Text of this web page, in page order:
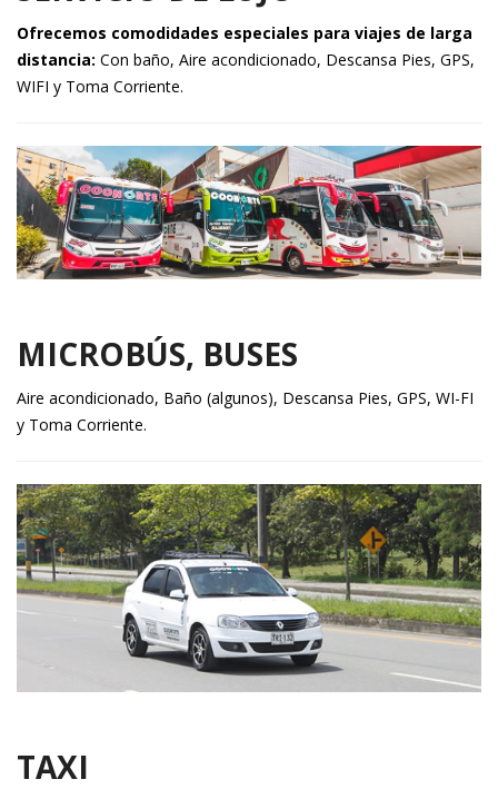
Ofrecemos comodidades especiales para viajes de larga
distancia: Con baño, Aire acondicionado, Descansa Pies, GPS,
WIFI y Toma Corriente.
MICROBÚS, BUSES
Aire acondicionado, Baño (algunos), Descansa Pies, GPS, WI-FI
y Toma Corriente.
TAXI